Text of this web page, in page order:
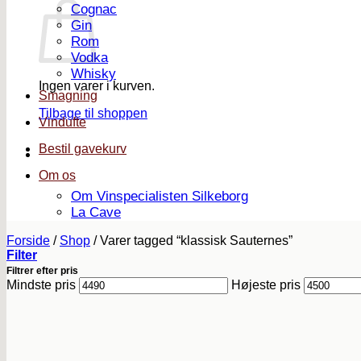
Ingen varer i kurven.
Tilbage til shoppen
Cognac
Gin
Rom
Vodka
Whisky
Smagning
Vindufte
Bestil gavekurv
Om os
Om Vinspecialisten Silkeborg
La Cave
Forside / Shop /Varer tagged “klassisk Sauternes”
Filter
Filtrer efter pris
Mindste pris Højeste pris